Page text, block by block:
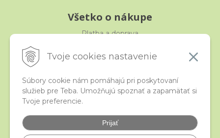
Tvoje cookies nastavenie
Súbory cookie nám pomáhajú pri poskytovaní
služieb pre Teba. Umožňujú spoznať a zapamätať si
Tvoje preferencie.
Prijať
Všetko o nákupe
Platba a doprava
Obchodné podmienky
iStraka
Veľkoobchod
Najčastejšie otázky